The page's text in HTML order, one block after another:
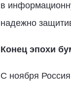
в
надежно
Конец эпохи
С ноября